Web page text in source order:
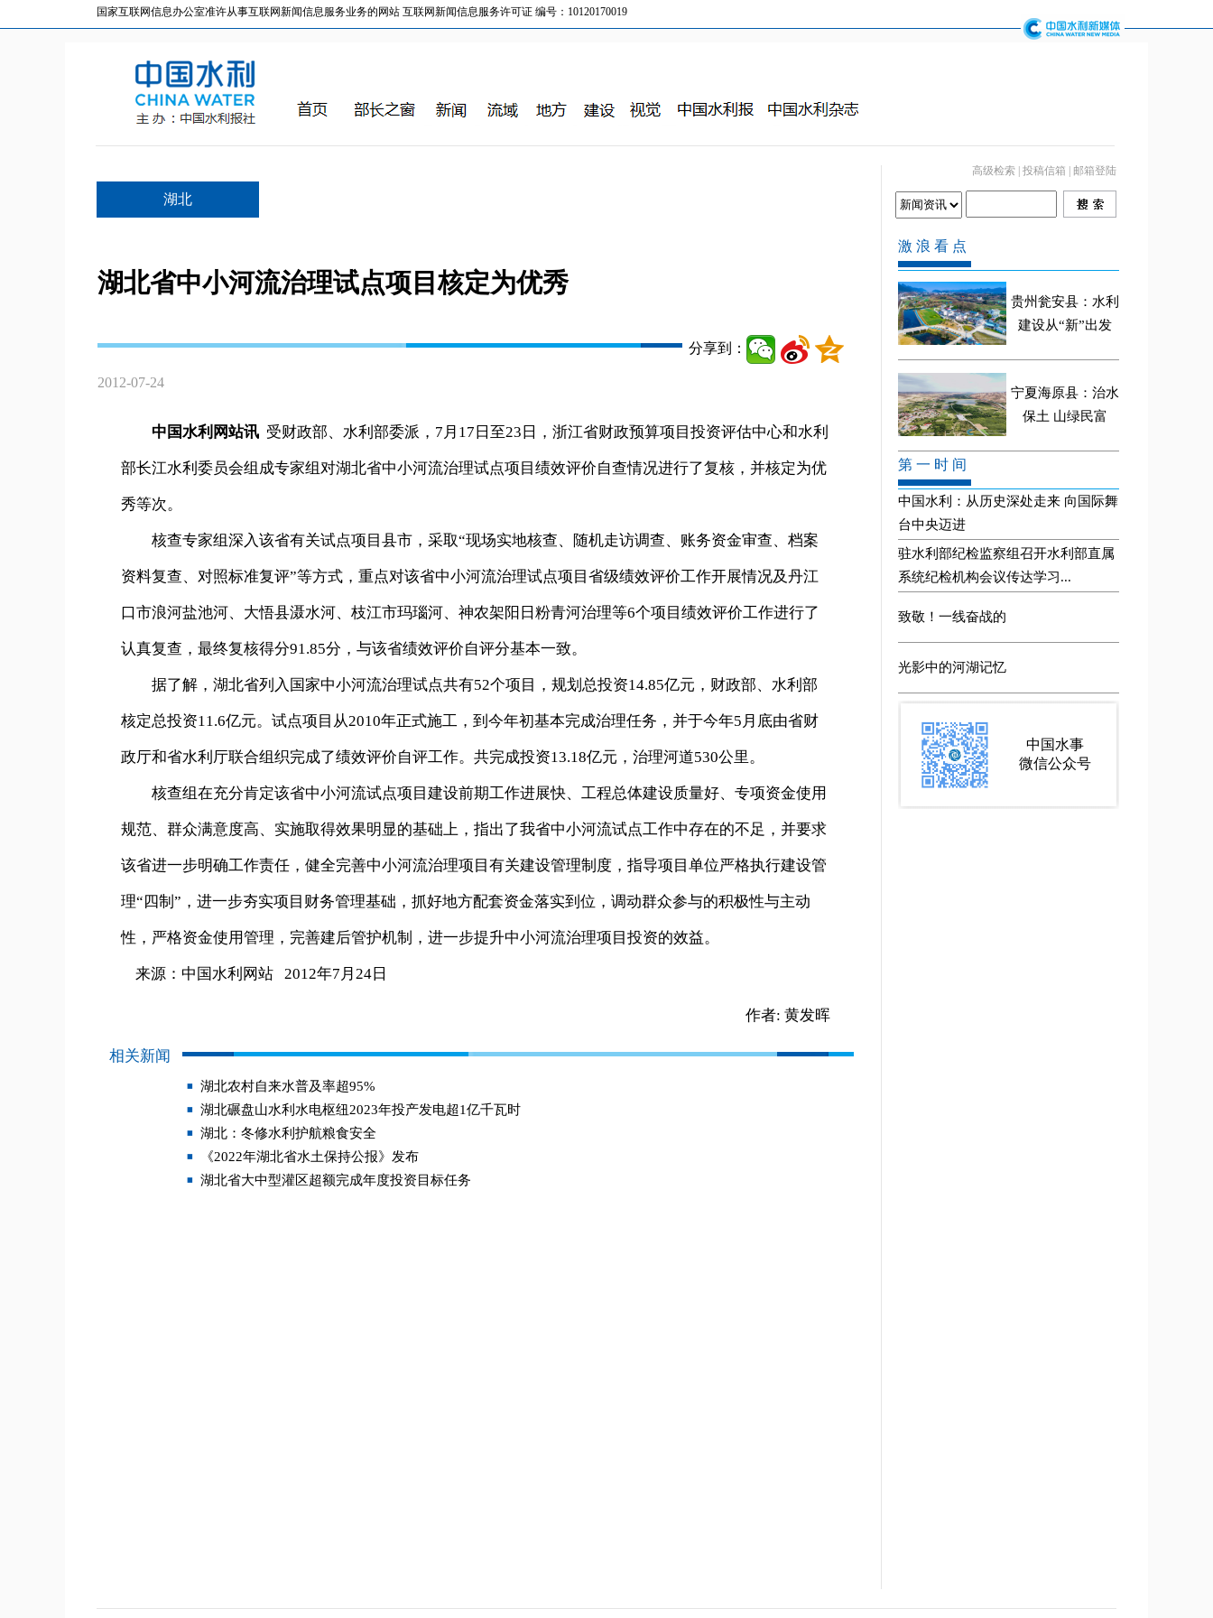
国家互联网信息办公室准许从事互联网新闻信息服务业务的网站 互联网新闻信息服务许可证 编号：10120170019
湖北
高级检索 投稿信箱 邮箱登陆
湖北省中小河流治理试点项目核定为优秀
分享到：
2012-07-24
中国水利网站讯 受财政部、水利部委派，7月17日至23日，浙江省财政预算项目投资评估中心和水利
部长江水利委员会组成专家组对湖北省中小河流治理试点项目绩效评价自查情况进行了复核，并核定为优
秀等次。
核查专家组深入该省有关试点项目县市，采取“现场实地核查、随机走访调查、账务资金审查、档案
资料复查、对照标准复评”等方式，重点对该省中小河流治理试点项目省级绩效评价工作开展情况及丹江
口市浪河盐池河、大悟县滠水河、枝江市玛瑙河、神农架阳日粉青河治理等6个项目绩效评价工作进行了
认真复查，最终复核得分91.85分，与该省绩效评价自评分基本一致。
据了解，湖北省列入国家中小河流治理试点共有52个项目，规划总投资14.85亿元，财政部、水利部
核定总投资11.6亿元。试点项目从2010年正式施工，到今年初基本完成治理任务，并于今年5月底由省财
政厅和省水利厅联合组织完成了绩效评价自评工作。共完成投资13.18亿元，治理河道530公里。
核查组在充分肯定该省中小河流试点项目建设前期工作进展快、工程总体建设质量好、专项资金使用
规范、群众满意度高、实施取得效果明显的基础上，指出了我省中小河流试点工作中存在的不足，并要求
该省进一步明确工作责任，健全完善中小河流治理项目有关建设管理制度，指导项目单位严格执行建设管
理“四制”，进一步夯实项目财务管理基础，抓好地方配套资金落实到位，调动群众参与的积极性与主动
性，严格资金使用管理，完善建后管护机制，进一步提升中小河流治理项目投资的效益。
来源：中国水利网站 2012年7月24日
作者: 黄发晖
相关新闻
湖北农村自来水普及率超95%
湖北碾盘山水利水电枢纽2023年投产发电超1亿千瓦时
湖北：冬修水利护航粮食安全
《2022年湖北省水土保持公报》发布
湖北省大中型灌区超额完成年度投资目标任务